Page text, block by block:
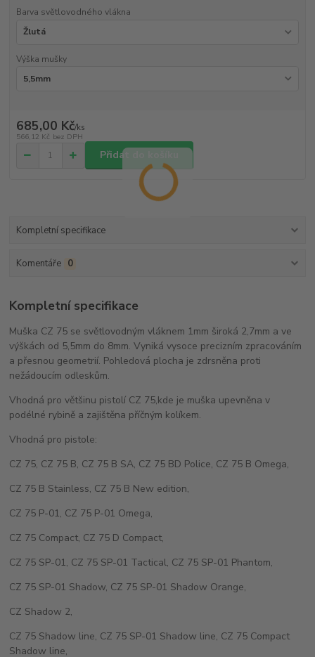
Barva světlovodného vlákna
Výška mušky
685,00 Kč/ks
566,12 Kč bez DPH
Přidat do košíku
Kompletní specifikace
Komentáře 0
Kompletní specifikace
Muška CZ 75 se světlovodným vláknem 1mm široká 2,7mm a ve
výškách od 5,5mm do 8mm. Vyniká vysoce precizním zpracováním
a přesnou geometrií. Pohledová plocha je zdrsněna proti
nežádoucím odleskům.
Vhodná pro většinu pistolí CZ 75,kde je muška upevněna v
podélné rybině a zajištěna příčným kolíkem.
Vhodná pro pistole:
CZ 75, CZ 75 B, CZ 75 B SA, CZ 75 BD Police, CZ 75 B Omega,
CZ 75 B Stainless, CZ 75 B New edition,
CZ 75 P-01, CZ 75 P-01 Omega,
CZ 75 Compact, CZ 75 D Compact,
CZ 75 SP-01, CZ 75 SP-01 Tactical, CZ 75 SP-01 Phantom,
CZ 75 SP-01 Shadow, CZ 75 SP-01 Shadow Orange,
CZ Shadow 2,
CZ 75 Shadow line, CZ 75 SP-01 Shadow line, CZ 75 Compact
Shadow line,